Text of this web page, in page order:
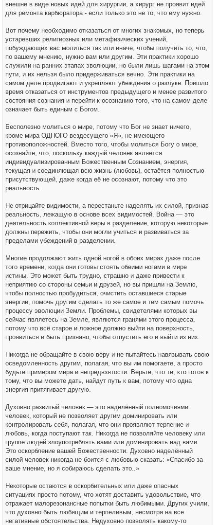
внешне в виде новых идей для хирургии, а хирург не проявит идей
для ремонта карбюратора - если только это не то, что ему нужно.
Вот почему необходимо отказаться от многих знакомых, но теперь
устаревших религиозных или метафизических учений,
побуждающих вас молиться так или иначе, чтобы получить то, что,
по вашему мнению, нужно вам или другим. Эти практики хорошо
служили на ранних этапах эволюции, но были лишь шагами на этом
пути, и их нельзя было придерживаться вечно. Эти практики на
самом деле продвигают и укрепляют убеждения о разлуке. Пришло
время отказаться от инструментов предыдущего и менее развитого
состояния сознания и перейти к осознанию того, что на самом деле
означает быть единым с Богом.
Бесполезно молиться о мире, потому что Бог не знает ничего,
кроме мира ОДНОГО вездесущего «Я», не имеющего
противоположностей. Вместо того, чтобы молиться Богу о мире,
осознайте, что, поскольку каждый человек является
индивидуализированным Божественным Сознанием, энергия,
текущая и соединяющая всю жизнь (любовь), остаётся полностью
присутствующей, даже когда её не осознают, потому что это
реальность.
Не отрицайте видимости, а перестаньте наделять их силой, признав
реальность, лежащую в основе всех видимостей. Война — это
деятельность коллективной веры в разделение, которую некоторые
должны пережить, чтобы они могли учиться и развиваться за
пределами убеждений в разделении.
Многие продолжают жить одной ногой в обоих мирах даже после
того времени, когда они готовы стоять обеими ногами в мире
истины. Это может быть трудно, страшно и даже привести к
неприятию со стороны семьи и друзей, но вы пришли на Землю,
чтобы полностью пробудиться, очистить оставшиеся старые
энергии, помочь другим сделать то же самое и тем самым помочь
процессу эволюции Земли. Проблемы, свидетелями которых вы
сейчас являетесь на Земле, являются гранями этого процесса,
потому что всё старое и ложное должно выйти на поверхность,
проявиться и быть признано, чтобы отпустить его и выйти из них.
Никогда не обращайте в свою веру и не пытайтесь навязывать свою
осведомленность другим, полагая, что вы им помогаете, а просто
будьте примером мира и непредвзятости. Верьте, что те, кто готов к
тому, что вы можете дать, найдут путь к вам, потому что одна
энергия притягивает другую.
Духовно развитый человек — это наделённый полномочиями
человек, который не позволяет другим доминировать или
контролировать себя, полагая, что они проявляют терпение и
любовь, когда поступают так. Никогда не позволяйте человеку или
группе людей злоупотреблять вами или доминировать над вами.
Это оскорбление вашей Божественности. Духовно наделённый
силой человек никогда не боится с любовью сказать: «Спасибо за
ваше мнение, но я собираюсь сделать это..»
Некоторые остаются в оскорбительных или даже опасных
ситуациях просто потому, что хотят доставить удовольствие, что
отражает малорезонансные попытки быть любимыми. Других учили,
что духовно быть любящим и терпеливым, несмотря на все
негативные обстоятельства. Недуховно позволять какому-то